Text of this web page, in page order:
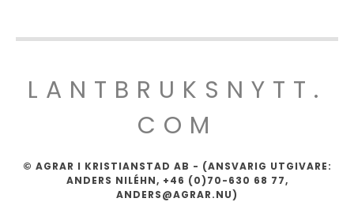
LANTBRUKSNYTT.
COM
© AGRAR I KRISTIANSTAD AB - (ANSVARIG UTGIVARE:
ANDERS NILÉHN, +46 (0)70-630 68 77,
ANDERS@AGRAR.NU)